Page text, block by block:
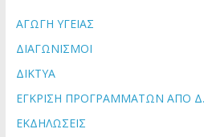
ΑΓΩΓΗ ΥΓΕΙΑΣ
ΔΙΑΓΩΝΙΣΜΟΙ
ΔΙΚΤΥΑ
ΕΓΚΡΙΣΗ ΠΡΟΓΡΑΜΜΑΤΩΝ ΑΠΟ
ΕΚΔΗΛΩΣΕΙΣ